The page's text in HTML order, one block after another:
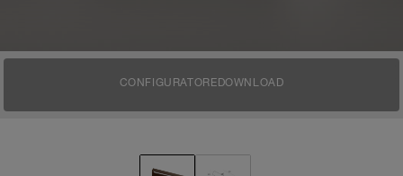
CONFIGURATOREDOWNLOAD